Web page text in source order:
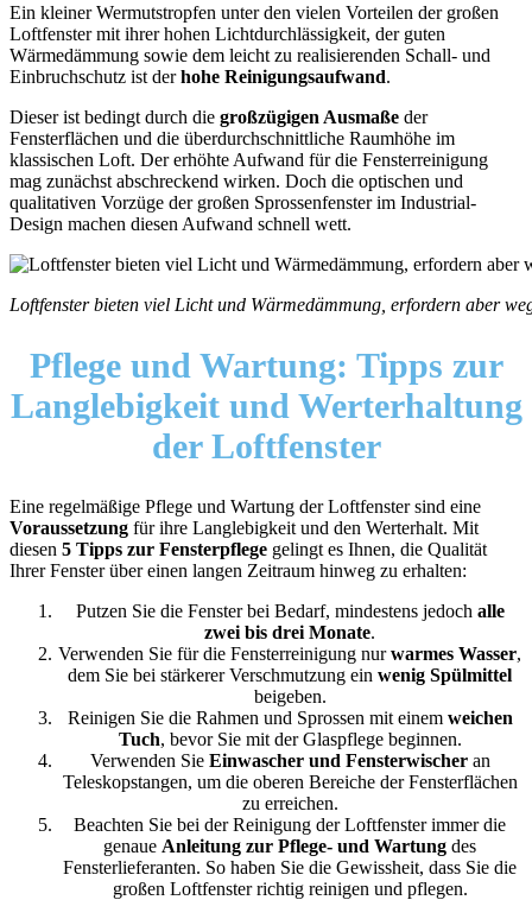
Ein kleiner Wermutstropfen unter den vielen Vorteilen der großen
Loftfenster mit ihrer hohen Lichtdurchlässigkeit, der guten
Wärmedämmung sowie dem leicht zu realisierenden Schall- und
Einbruchschutz ist derhohe Reinigungsaufwand.
Dieser ist bedingt durch die großzügigen Ausmaße der
Fensterflächen und die überdurchschnittliche Raumhöhe im
klassischen Loft. Der erhöhte Aufwand für die Fensterreinigung
mag zunächst abschreckend wirken. Doch die optischen und
qualitativen Vorzüge der großen Sprossenfenster im Industrial-
Design machen diesen Aufwand schnell wett.
Loftfenster bieten viel Licht und Wärmedämmung, erfordern aber
Pflege und Wartung: Tipps zur
Langlebigkeit und Werterhaltung
der Loftfenster
Eine regelmäßige Pflege und Wartung der Loftfenster sind eine
Voraussetzung für ihre Langlebigkeit und den Werterhalt. Mit
diesen 5 Tipps zur Fensterpflege gelingt es Ihnen, die Qualität
Ihrer Fenster über einen langen Zeitraum hinweg zu erhalten:
Putzen Sie die Fenster bei Bedarf, mindestens jedoch alle
zwei bis drei Monate.
Verwenden Sie für die Fensterreinigung nurwarmes Wasser,
dem Sie bei stärkerer Verschmutzung ein wenig Spülmittel
beigeben.
Reinigen Sie die Rahmen und Sprossen mit einem weichen
Tuch, bevor Sie mit der Glaspflege beginnen.
Verwenden Sie Einwascher und Fensterwischeran
Teleskopstangen, um die oberen Bereiche der Fensterflächen
zu erreichen.
Beachten Sie bei der Reinigung der Loftfenster immer die
genaue Anleitung zur Pflege- und Wartung des
Fensterlieferanten. So haben Sie die Gewissheit, dass Sie die
großen Loftfenster richtig reinigen und pflegen.